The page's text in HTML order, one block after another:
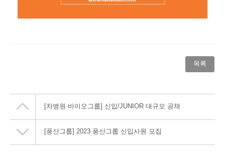
목록
[차병원·바이오그룹] 신입/JUNIOR 대규모 공채
[풍산그룹] 2023 풍산그룹 신입사원 모집